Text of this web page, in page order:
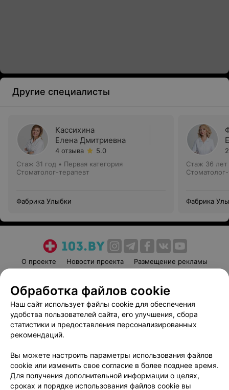
Другие специалисты
Кассихина
Елена Дмитриевна
4 отзыва
5.0
Стаж 31 год • Первая категория
Стоматолог-терапевт
Фабрика Улыбки
Стаж 36 лет
Фабрика
О проекте Новости проекта
Размещение рекламы
Пользовательское соглашение
Способы оплаты
Вакансии
Партнеры
Написать руководителю 103.by
Обработка персональных данных
Обработка файлов cookie
Наш сайт использует файлы cookie для обеспечения
удобства пользователей сайта, его улучшения, сбора
статистики и предоставления персонализированных
рекомендаций.
Вы можете настроить параметры использования файлов
cookie или изменить свое согласие в более позднее время.
Для получения дополнительной информации о целях,
сроках и порядке использования файлов cookie вы